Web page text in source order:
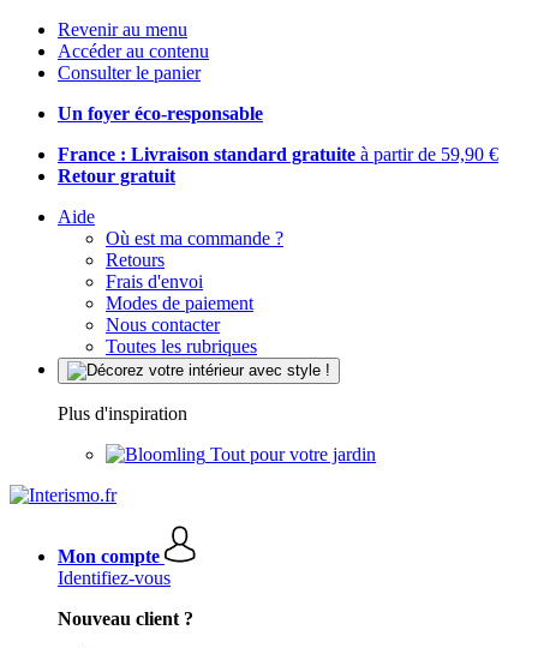
Revenir au menu
Accéder au contenu
Consulter le panier
Un foyer éco-responsable
France : Livraison standard gratuite à partir de 59,90 €
Retour gratuit
Aide
Où est ma commande ?
Retours
Frais d'envoi
Modes de paiement
Nous contacter
Toutes les rubriques
Plus d'inspiration
Tout pour votre jardin
Mon compte
Identifiez-vous
Nouveau client ?